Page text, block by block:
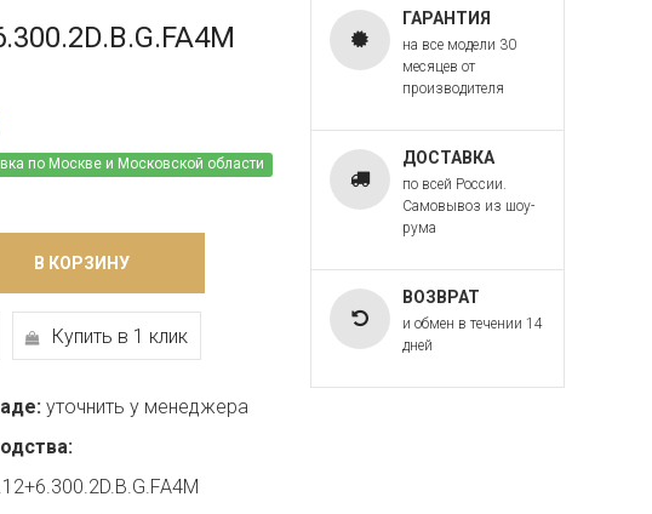
по Москве и Московской области
В КОРЗИНУ
Купить в 1 клик
уточнить у менеджера
ГАРАНТИЯ
на все модели 30
месяцев от
производителя
ДОСТАВКА
по всей России.
Самовывоз из шоу-
рума
ВОЗВРАТ
и обмен в течении 14
дней